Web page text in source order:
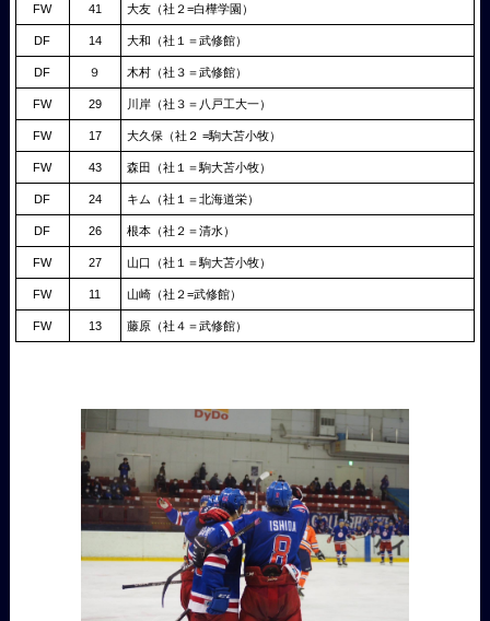
FW 41 大友（社２=白樺学園）
DF 14 大和（社１＝武修館）
DF ９ 木村（社３＝武修館）
FW 29 川岸（社３＝八戸工大一）
FW 17 大久保（社２ =駒大苫小牧）
FW 43 森田（社１＝駒大苫小牧）
DF 24 キム（社１＝北海道栄）
DF 26 根本（社２＝清水）
FW 27 山口（社１＝駒大苫小牧）
FW 11 山崎（社２=武修館）
FW 13 藤原（社４＝武修館）